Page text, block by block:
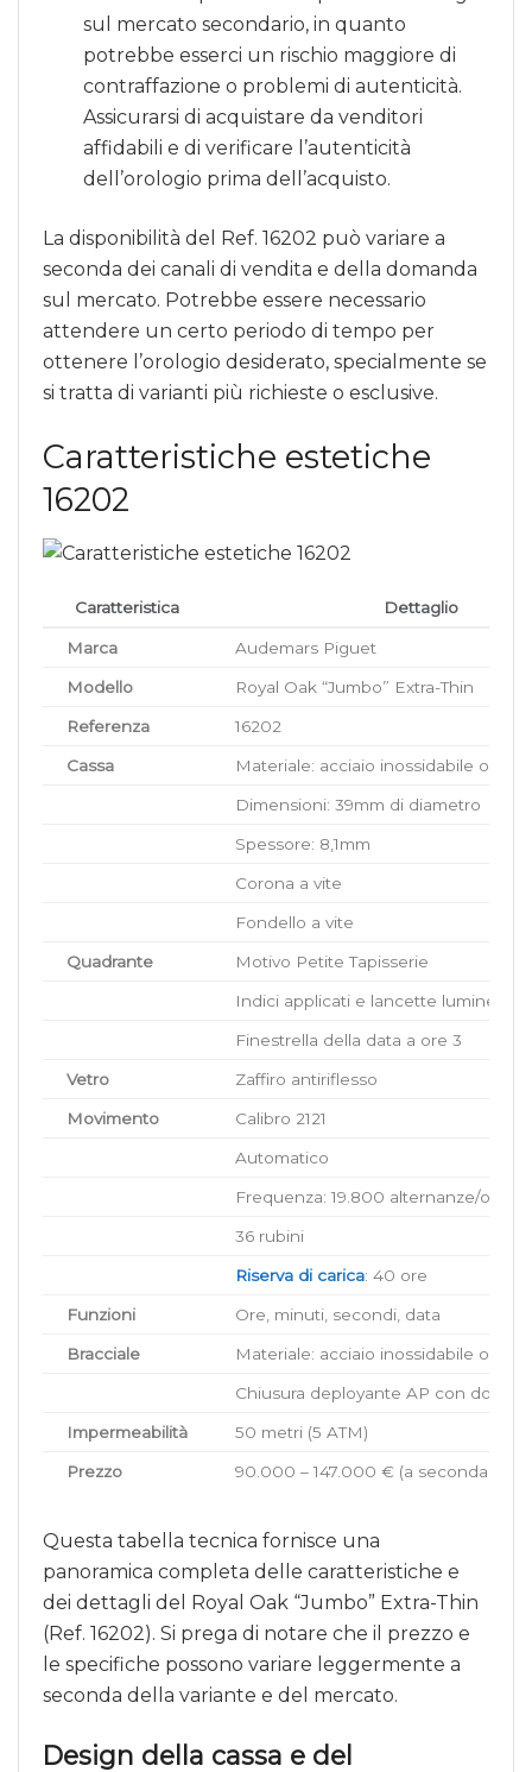
sul mercato secondario, in quanto
potrebbe esserci un rischio maggiore di
contraffazione o problemi di autenticità.
Assicurarsi di acquistare da venditori
affidabili e di verificare l’autenticità
dell’orologio prima dell’acquisto.
La disponibilità del Ref. 16202 può variare a
seconda dei canali di vendita e della domanda
sul mercato. Potrebbe essere necessario
attendere un certo periodo di tempo per
ottenere l’orologio desiderato, specialmente se
si tratta di varianti più richieste o esclusive.
Caratteristiche estetiche
16202
Caratteristica Dettaglio
Marca Audemars Piguet
Modello Royal Oak “Jumbo” Extra-Thin
Referenza 16202
Cassa Materiale: acciaio inossidabile o oro
Dimensioni: 39mm di diametro
Spessore: 8,1mm
Corona a vite
Fondello a vite
Quadrante Motivo Petite Tapisserie
Indici applicati e lancette
Finestrella della data a ore 3
Vetro Zaffiro antiriflesso
Movimento Calibro 2121
Automatico
Frequenza: 19.800 alternanze/ora
36 rubini
Riserva di carica: 40 ore
Funzioni Ore, minuti, secondi, data
Bracciale Materiale: acciaio inossidabile o oro
Chiusura deployante AP con doppia
Impermeabilità 50 metri (5 ATM)
Prezzo 90.000 – 147.000 € (a seconda
Questa tabella tecnica fornisce una
panoramica completa delle caratteristiche e
dei dettagli del Royal Oak “Jumbo” Extra-Thin
(Ref. 16202). Si prega di notare che il prezzo e
le specifiche possono variare leggermente a
seconda della variante e del mercato.
Design della cassa e del